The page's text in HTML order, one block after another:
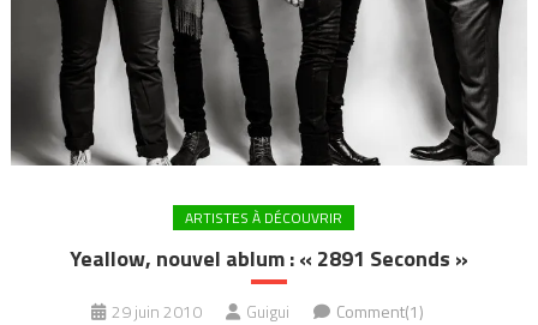
ARTISTES À DÉCOUVRIR
Yeallow, nouvel ablum : « 2891 Seconds »
29 juin 2010 Guigui Comment(1)